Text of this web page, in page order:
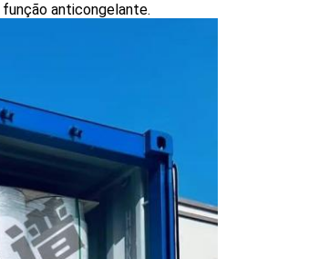
anticongelante.